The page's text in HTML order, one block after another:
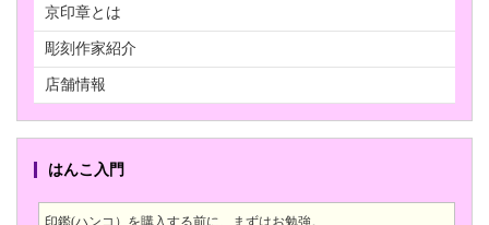
京印章とは
彫刻作家紹介
店舗情報
はんこ入門
印鑑(ハンコ）を購入する前に、まずはお勉強。